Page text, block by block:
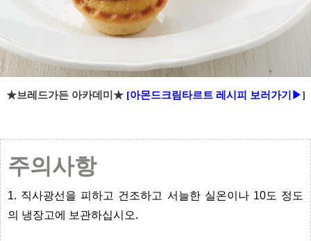
★브레드가든 아카데미★ [아몬드크림타르트 레시피 보러가기▶]
주의사항
1. 직사광선을 피하고 건조하고 서늘한 실온이나 10도 정도
의 냉장고에 보관하십시오.